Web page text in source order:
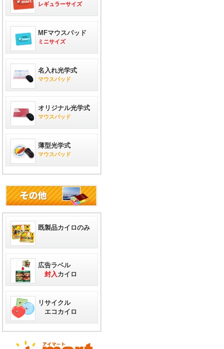
レギュラーサイズ
MFマウスパッド
ミニサイズ
名入れ光学式
マウスパッド
オリジナル光学式
マウスパッド
薄型光学式
マウスパッド
既製品カイロのみ
広告ラベル
封入 カイロ
リサイクル
エコカイロ